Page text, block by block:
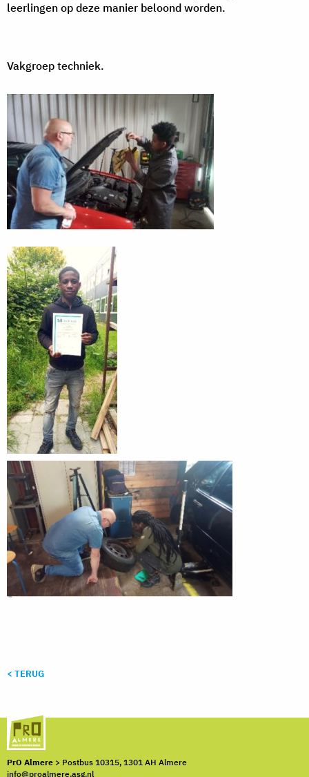
leerlingen op deze manier beloond worden.
Vakgroep techniek.
< TERUG
PrO Almere > Postbus 10315, 1301 AH Almere
info@proalmere.asg.nl